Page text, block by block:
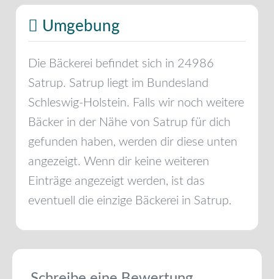
Umgebung
Die Bäckerei befindet sich in 24986
Satrup. Satrup liegt im Bundesland
Schleswig-Holstein. Falls wir noch weitere
Bäcker in der Nähe von Satrup für dich
gefunden haben, werden dir diese unten
angezeigt. Wenn dir keine weiteren
Einträge angezeigt werden, ist das
eventuell die einzige Bäckerei in Satrup.